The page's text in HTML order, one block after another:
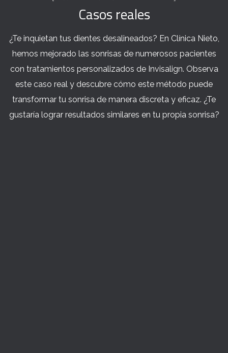
Casos reales
¿Te inquietan tus dientes desalineados? En Clínica Nieto,
hemos mejorado las sonrisas de numerosos pacientes
con tratamientos personalizados de Invisalign. Observa
este caso real y descubre cómo este método puede
transformar tu sonrisa de manera discreta y eficaz. ¿Te
gustaría lograr resultados similares en tu propia sonrisa?